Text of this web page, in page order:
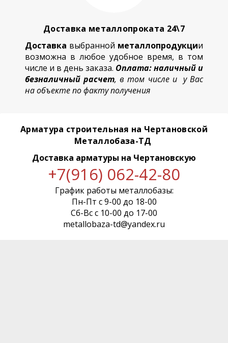
Доставка металлопроката 24\7
Доставка выбранной металлопродукции
возможна в любое удобное время, в том
числе и в день заказа. Оплата: наличный и
безналичный расчет, в том числе и у Вас
на объекте по факту получения
Арматура строительная на Чертановской
Металлобаза-ТД
Доставка арматуры на Чертановскую
+7(916) 062-42-80
График работы металлобазы:
Пн-Пт с 9-00 до 18-00
Сб-Вс с 10-00 до 17-00
metallobaza-td@yandex.ru